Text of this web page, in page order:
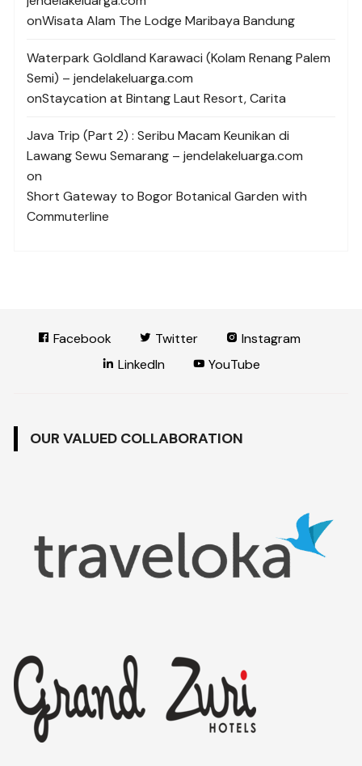
onWisata Alam The Lodge Maribaya Bandung
Waterpark Goldland Karawaci (Kolam Renang Palem
Semi) – jendelakeluarga.com
onStaycation at Bintang Laut Resort, Carita
Java Trip (Part 2) : Seribu Macam Keunikan di
Lawang Sewu Semarang – jendelakeluarga.com
on
Short Gateway to Bogor Botanical Garden with
Commuterline
Facebook Twitter
Instagram
LinkedIn
YouTube
OUR VALUED COLLABORATION